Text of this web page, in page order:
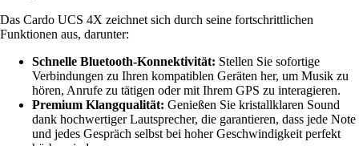
Das Cardo UCS 4X zeichnet sich durch seine fortschrittlichen
Funktionen aus, darunter:
Schnelle Bluetooth-Konnektivität: Stellen Sie sofortige
Verbindungen zu Ihren kompatiblen Geräten her, um Musik zu
hören, Anrufe zu tätigen oder mit Ihrem GPS zu interagieren.
Premium Klangqualität: Genießen Sie kristallklaren Sound
dank hochwertiger Lautsprecher, die garantieren, dass jede Note
und jedes Gespräch selbst bei hoher Geschwindigkeit perfekt